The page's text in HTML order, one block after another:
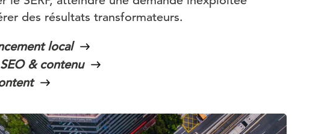
des résultats transformateurs.
local
& contenu